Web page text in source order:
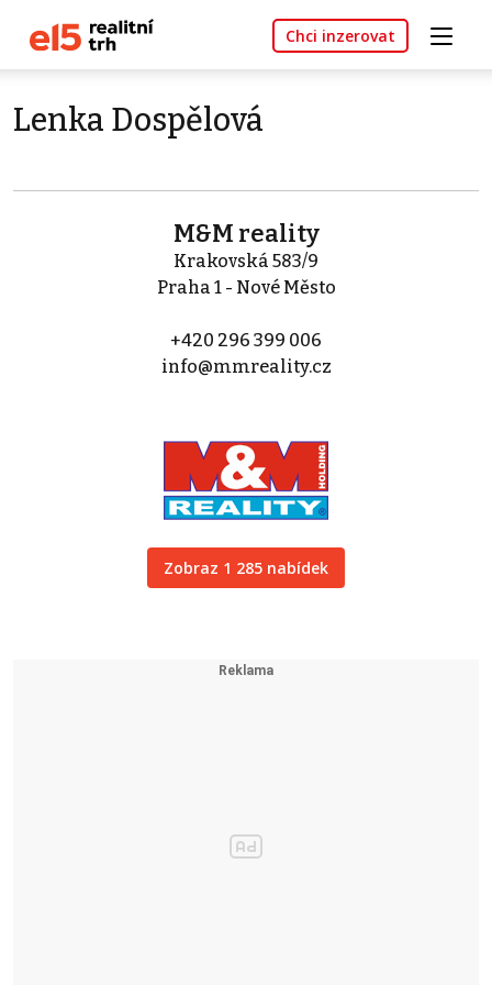
Chci inzerovat
Lenka Dospělová
M&M reality
Krakovská 583/9
Praha 1 - Nové Město
+420 296 399 006
info@mmreality.cz
Zobraz 1 285 nabídek